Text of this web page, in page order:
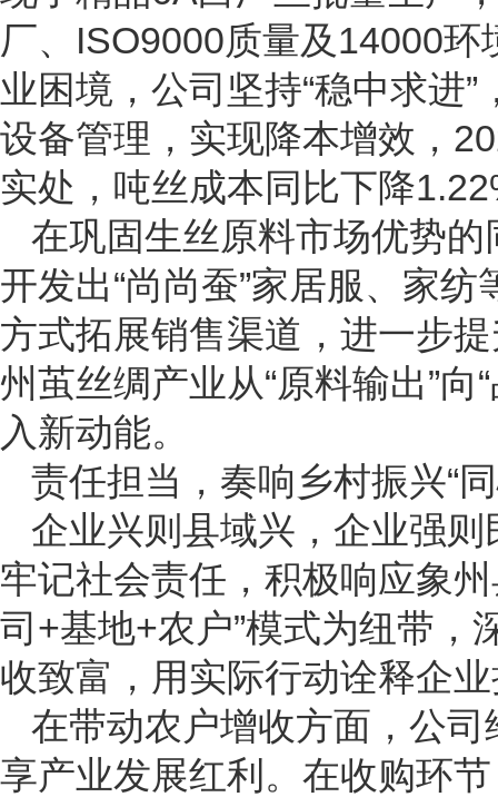
厂、ISO9000质量及14000
业困境，公司坚持“稳中求进
设备管理，实现降本增效，
实处，吨丝成本同比下降
在巩固生丝原料市场优势
开发出“尚尚蚕”家居服、家
方式拓展销售渠道，进一步
州茧丝绸产业从“原料输出”
入新动能。
责任担当，奏响乡村振兴“
企业兴则县域兴，企业强
牢记社会责任，积极响应象
司+基地+农户”模式为纽带，
收致富，用实际行动诠释企
在带动农户增收方面，公
享产业发展红利。在收购环